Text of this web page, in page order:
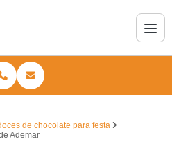
de chocolate para festa
Ademar